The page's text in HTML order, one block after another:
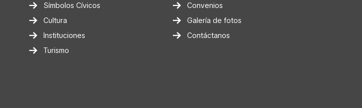
Símbolos Cívicos
Cultura
Instituciones
Turismo
Convenios
Galería de fotos
Contáctanos